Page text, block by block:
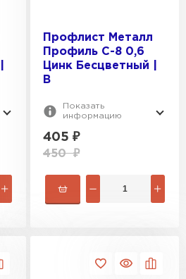
Профлист Металл
Профиль С-8 0,6
Цинк Бесцветный |
B
Показать
информацию
405 ₽
450₽